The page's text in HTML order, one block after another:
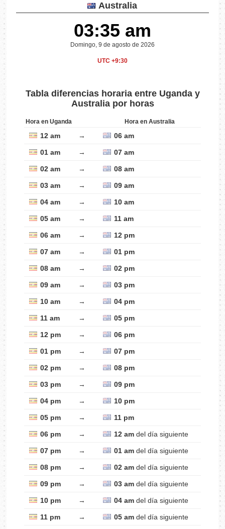
Australia
03:35 am
Domingo, 9 de agosto de 2026
UTC +9:30
Tabla diferencias horaria entre Uganda y
Australia por horas
Hora en Uganda Hora en Australia
12 am → 06 am
01 am → 07 am
02 am → 08 am
03 am → 09 am
04 am → 10 am
05 am → 11 am
06 am → 12 pm
07 am → 01 pm
08 am → 02 pm
09 am → 03 pm
10 am → 04 pm
11 am → 05 pm
12 pm → 06 pm
01 pm → 07 pm
02 pm → 08 pm
03 pm → 09 pm
04 pm → 10 pm
05 pm → 11 pm
06 pm → 12 am del día siguiente
07 pm → 01 am del día siguiente
08 pm → 02 am del día siguiente
09 pm → 03 am del día siguiente
10 pm → 04 am del día siguiente
11 pm → 05 am del día siguiente